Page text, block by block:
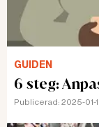
GUIDEN
6 steg:
Publicerad: 2025-01-